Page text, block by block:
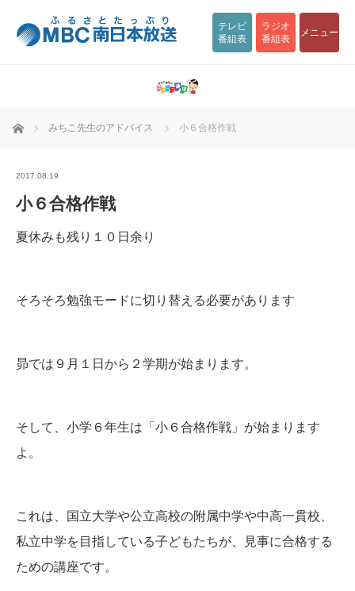
テレビ
番組表
ラジオ
番組表
メニュー
ホーム みちこ先生のアドバイス 小６合格作戦
2017.08.19
小６合格作戦
夏休みも残り１０日余り
そろそろ勉強モードに切り替える必要があります
昴では９月１日から２学期が始まります。
そして、小学６年生は「小６合格作戦」が始まります
よ。
これは、国立大学や公立高校の附属中学や中高一貫校、
私立中学を目指している子どもたちが、見事に合格する
ための講座です。